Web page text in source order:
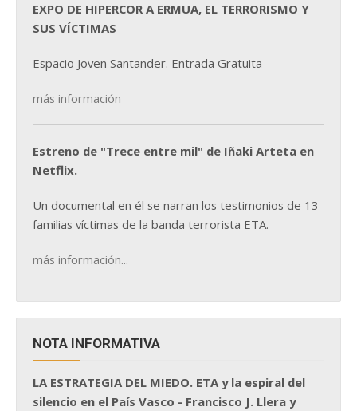
EXPO DE HIPERCOR A ERMUA, EL TERRORISMO Y
SUS VÍCTIMAS
Espacio Joven Santander. Entrada Gratuita
más información
Estreno de "Trece entre mil" de Iñaki Arteta en
Netflix.
Un documental en él se narran los testimonios de 13
familias víctimas de la banda terrorista ETA.
más información...
NOTA INFORMATIVA
LA ESTRATEGIA DEL MIEDO. ETA y la espiral del
silencio en el País Vasco - Francisco J. Llera y